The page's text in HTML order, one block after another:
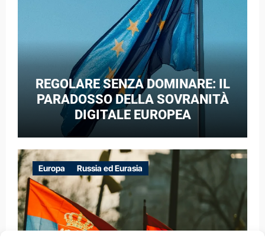
REGOLARE SENZA DOMINARE: IL
PARADOSSO DELLA SOVRANITÀ
DIGITALE EUROPEA
Europa Russia ed Eurasia